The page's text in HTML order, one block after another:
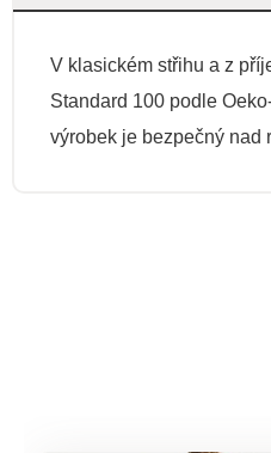
V klasickém střihu a z
Standard 100 podle
výrobek je bezpečný nad